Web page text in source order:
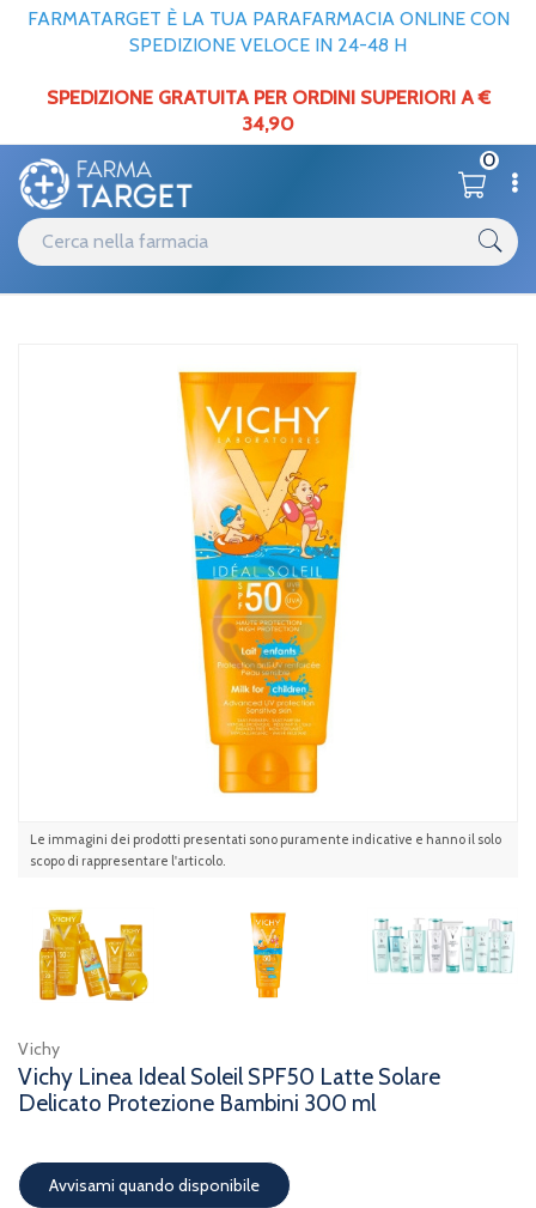
FARMATARGET È LA TUA PARAFARMACIA ONLINE CON
SPEDIZIONE VELOCE IN 24-48 H
SPEDIZIONE GRATUITA PER ORDINI SUPERIORI A €
34,90
0
Bambini 300 ml
Le immagini dei prodotti presentati sono puramente indicative e hanno il solo
scopo di rappresentare l'articolo.
Vichy
Vichy Linea Ideal Soleil SPF50 Latte Solare
Delicato Protezione Bambini 300 ml
Avvisami quando disponibile